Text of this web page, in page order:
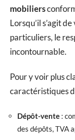
mobiliers
Lorsqu’il s’agit
particuliers, le
incontournable.
Pour y voir plus
caractéristiques
Dépôt-vente :
des dépôts, TVA